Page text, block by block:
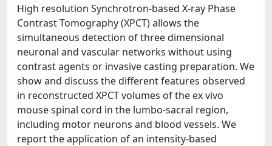
High resolution Synchrotron-based X-ray Phase
Contrast Tomography (XPCT) allows the
simultaneous detection of three dimensional
neuronal and vascular networks without using
contrast agents or invasive casting preparation. We
show and discuss the different features observed
in reconstructed XPCT volumes of the ex vivo
mouse spinal cord in the lumbo-sacral region,
including motor neurons and blood vessels. We
report the application of an intensity-based